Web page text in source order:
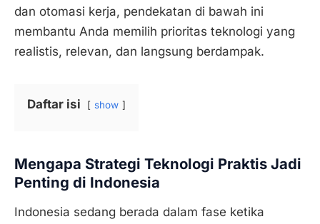
dan otomasi kerja, pendekatan di bawah ini
membantu Anda memilih prioritas teknologi yang
realistis, relevan, dan langsung berdampak.
Daftar isi show
Mengapa Strategi Teknologi Praktis Jadi
Penting di Indonesia
Indonesia sedang berada dalam fase ketika